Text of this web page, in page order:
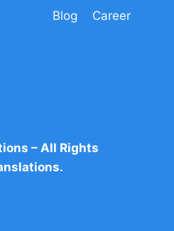
Blog
Career
– All Rights